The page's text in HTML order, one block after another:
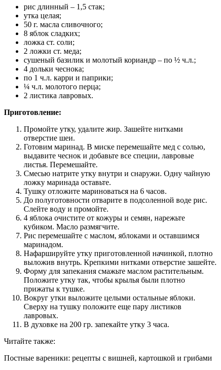
рис длинный – 1,5 стак;
утка целая;
50 г. масла сливочного;
8 яблок сладких;
ложка ст. соли;
2 ложки ст. меда;
сушеный базилик и молотый кориандр – по ½ ч.л.;
4 дольки чеснока;
по 1 ч.л. карри и паприки;
¼ ч.л. молотого перца;
2 листика лавровых.
Приготовление:
Промойте утку, удалите жир. Зашейте нитками
отверстие шеи.
Готовим маринад. В миске перемешайте мед с солью,
выдавите чеснок и добавьте все специи, лавровые
листья. Перемешайте.
Смесью натрите утку внутри и снаружи. Одну чайную
ложку маринада оставьте.
Тушку отложите мариноваться на 6 часов.
До полуготовности отварите в подсоленной воде рис.
Слейте воду и промойте.
4 яблока очистите от кожуры и семян, нарежьте
кубиком. Масло размягчите.
Рис перемешайте с маслом, яблоками и оставшимся
маринадом.
Нафаршируйте утку приготовленной начинкой, плотно
выложив внутрь. Крепкими нитками отверстие зашейте.
Форму для запекания смажьте маслом растительным.
Положите утку так, чтобы крылья были плотно
прижаты к тушке.
Вокруг утки выложите целыми остальные яблоки.
Сверху на тушку положите еще пару листиков
лавровых.
В духовке на 200 гр. запекайте утку 3 часа.
Читайте также:
Постные вареники: рецепты с вишней, картошкой и грибами